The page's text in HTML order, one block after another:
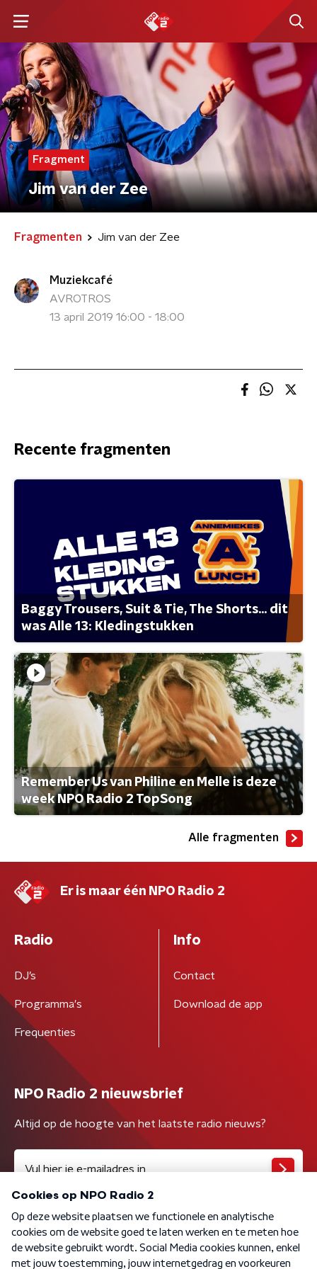
Fragment
Jim van der Zee
Fragmenten Jim van der Zee
Muziekcafé
AVROTROS
13 april 2019 16:00 - 18:00
Recente fragmenten
Baggy Trousers, Suit & Tie, The Shorts... dit
was Alle 13: Kledingstukken
Remember Us van Philine en Melle is deze
week NPO Radio 2 TopSong
Alle fragmenten
Er is maar één NPO Radio 2
Radio
DJ’s
Programma's
Frequenties
Info
Contact
Download de app
NPO Radio 2 nieuwsbrief
Altijd op de hoogte van het laatste radio nieuws?
Algemene voorwaarden